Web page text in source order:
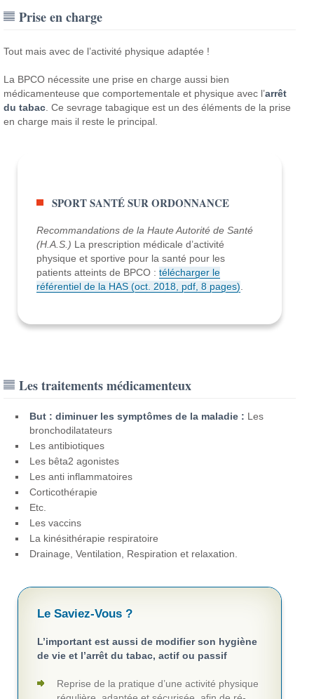
Prise en charge
Tout mais avec de l’activité physique adaptée !
La BPCO nécessite une prise en charge aussi bien
médicamenteuse que comportementale et physique avec l’arrêt
du tabac . Ce sevrage tabagique est un des éléments de la prise
en charge mais il reste le principal.
SPORT SANTÉ SUR ORDONNANCE
Recommandations de la Haute Autorité de Santé
(H.A.S.) La prescription médicale d’activité
physique et sportive pour la santé pour les
patients atteints de BPCO :télécharger le
référentiel de la HAS (oct. 2018, pdf, 8 pages)
Les traitements médicamenteux
But : diminuer les symptômes de la maladie : Les
bronchodilatateurs
Les antibiotiques
Les bêta2 agonistes
Les anti inflammatoires
Corticothérapie
Etc.
Les vaccins
La kinésithérapie respiratoire
Drainage, Ventilation, Respiration et relaxation.
Le Saviez-Vous ?
L’important est aussi de modifier son hygiène
de vie et l’arrêt du tabac, actif ou passif
Reprise de la pratique d’une activité physique